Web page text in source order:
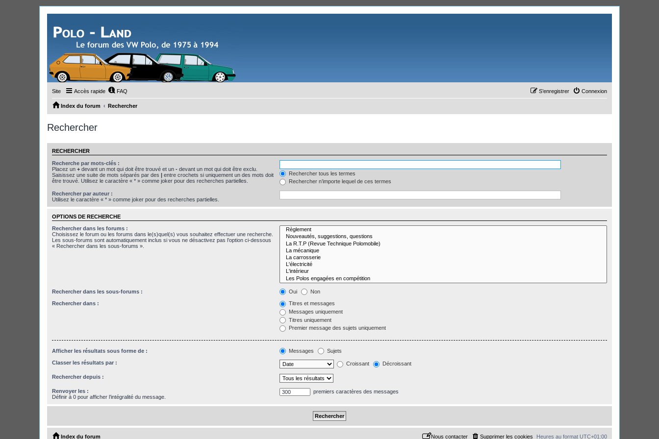
Site Accès rapide FAQ Connexion
S’enregistrer
Index du forum Rechercher
Rechercher
RECHERCHER
Recherche par mots-clés :
Placez un + devant un mot qui doit être trouvé et un - devant un mot qui doit être exclu.
Saisissez une suite de mots séparés par des | entre crochets si uniquement un des mots doit
être trouvé. Utilisez le caractère « * » comme joker pour des recherches partielles.
Rechercher tous les termes
Rechercher n’importe lequel de ces termes
Rechercher par auteur :
Utilisez le caractère « * » comme joker pour des recherches partielles.
OPTIONS DE RECHERCHE
Rechercher dans les forums :
Choisissez le forum ou les forums dans le(s)quel(s) vous souhaitez effectuer une recherche.
Les sous-forums sont automatiquement inclus si vous ne désactivez pas l’option ci-dessous
« Rechercher dans les sous-forums ».
Rechercher dans les sous-forums : Oui Non
Rechercher dans :
Titres et messages
Messages uniquement
Titres uniquement
Premier message des sujets uniquement
Afficher les résultats sous forme de : Messages Sujets
Classer les résultats par : Croissant Décroissant
Rechercher depuis :
Renvoyer les :
Définir à 0 pour afficher l’intégralité du message.
premiers caractères des messages
Index du forum Heures au format UTC+01:00
Supprimer les cookies
Nous contacter